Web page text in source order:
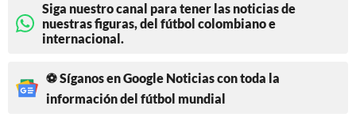
Siga nuestro canal para tener las noticias de
nuestras figuras, del fútbol colombiano e
internacional.
⚽ Síganos en Google Noticias con toda la
información del fútbol mundial